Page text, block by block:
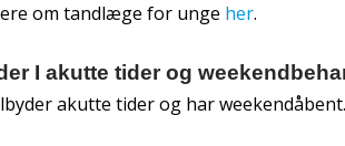
om tandlæge for unge her.​
I akutte tider og
akutte tider og har